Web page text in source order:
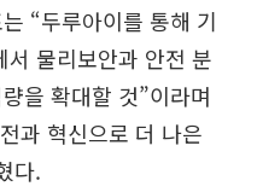
“두루아이를 통해 기
물리보안과 안전 분
을 확대할 것”이라며
과 혁신으로 더 나은
다.